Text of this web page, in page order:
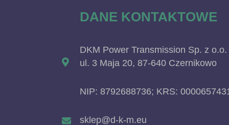
DANE KONTAKTOWE
DKM Power Transmission Sp. z o.o.
ul. 3 Maja 20, 87-640 Czernikowo
NIP: 8792688736; KRS:
sklep@d-k-m.eu